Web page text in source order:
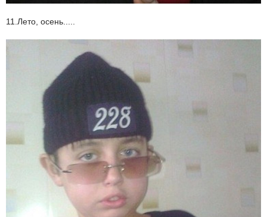
11.Лето, осень.....